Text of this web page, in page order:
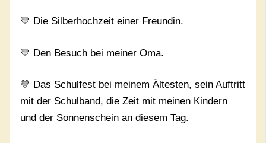
💛 Die Silberhochzeit einer Freundin.
💛 Den Besuch bei meiner Oma.
💛 Das Schulfest bei meinem Ältesten, sein Auftritt
mit der Schulband, die Zeit mit meinen Kindern
und der Sonnenschein an diesem Tag.